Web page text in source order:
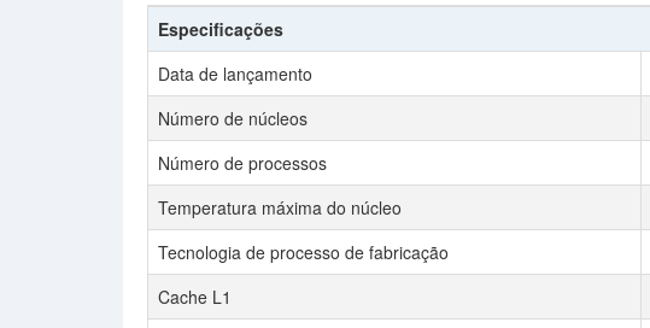
Especificações
Data de lançamento
Número de núcleos
Número de processos
Temperatura máxima do núcleo
Tecnologia de processo de fabricação
Cache L1